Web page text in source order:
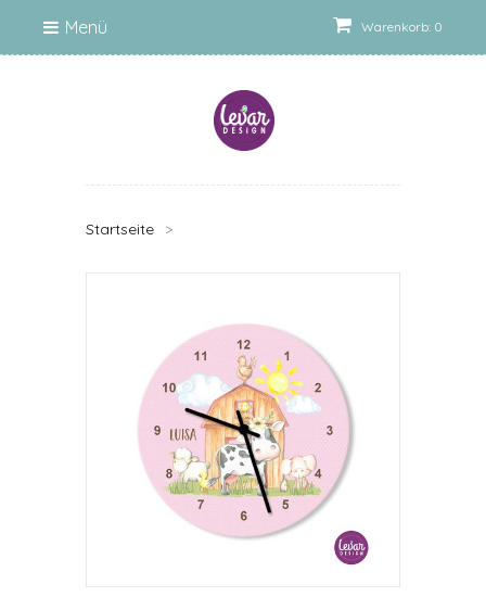
Warenkorb: 0
Menü
Startseite >